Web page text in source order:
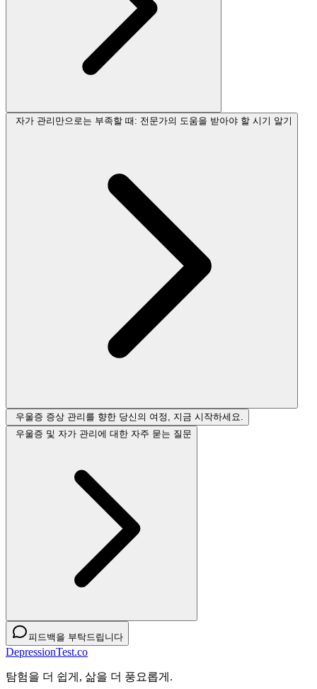
자가 관리만으로는 부족할 때: 전문가의 도움을 받아야 할 시기 알기
우울증 증상 관리를 향한 당신의 여정, 지금 시작하세요.
우울증 및 자가 관리에 대한 자주 묻는 질문
피드백을 부탁드립니다
DepressionTest.co
탐험을 더 쉽게, 삶을 더 풍요롭게.